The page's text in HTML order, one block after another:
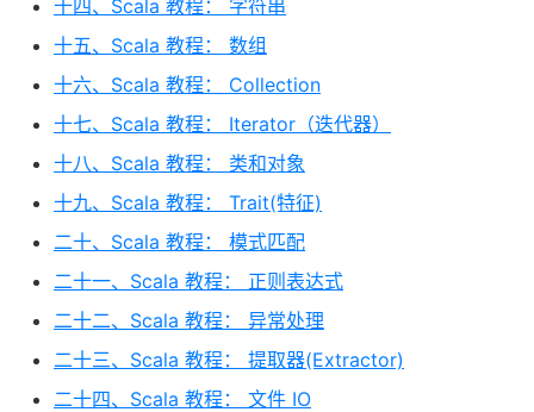
十四、Scala 教程： 字符串
十五、Scala 教程： 数组
十六、Scala 教程： Collection
十七、Scala 教程： Iterator（迭代器）
十八、Scala 教程： 类和对象
十九、Scala 教程： Trait(特征)
二十、Scala 教程： 模式匹配
二十一、Scala 教程： 正则表达式
二十二、Scala 教程： 异常处理
二十三、Scala 教程： 提取器(Extractor)
二十四、Scala 教程： 文件 IO